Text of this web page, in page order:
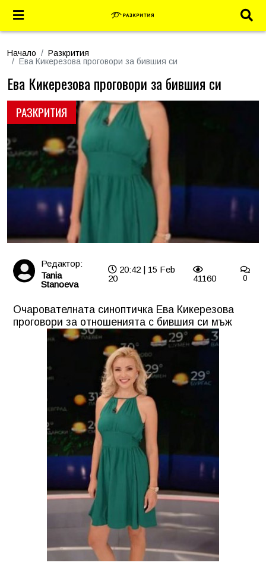
Начало
Разкрития
Ева Кикерезова проговори за бившия си
РАЗКРИТИЯ
Ева Кикерезова проговори за бившия си
Редактор:
Tania
Stanoeva
20:42 | 15 Feb
20
41160 0
Очарователната синоптичка Ева Кикерезова
проговори за отношенията с бившия си мъж